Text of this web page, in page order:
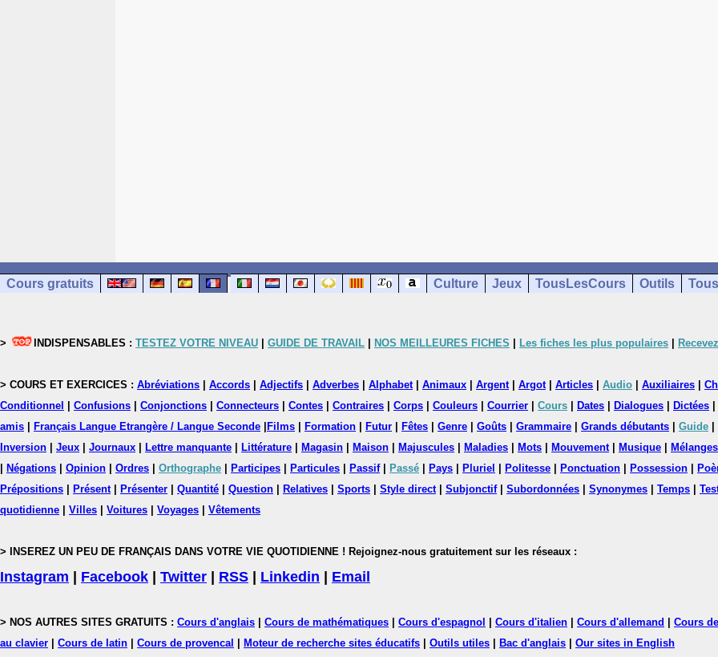
Cours gratuits Culture Jeux TousLesCours Outils
> INDISPENSABLES : TESTEZ VOTRE NIVEAU GUIDE DE TRAVAIL NOS MEILLEURES FICHES Les fiches les plus populaires
> COURS ET EXERCICES : Abréviations Accords Adjectifs Adverbes Alphabet| Animaux Argent| Argot| Articles Audio Auxiliaires
Conditionnel
Confusions Conjonctions Connecteurs Contes Contraires Corps Couleurs Courrier Cours Dates Dialogues Dictées
amis
Français Langue Etrangère / Langue Seconde Films Formation Futur Fêtes Genre Goûts Grammaire Grands débutants Guide
Inversion
Jeux Journaux Lettre manquante Littérature Magasin Maison Majuscules Maladies Mots Mouvement| Musique Mélanges
Négations Opinion Ordres Orthographe Participes Particules Passif| Passé Pays Pluriel Politesse Ponctuation Possession
Prépositions
Présent| Présenter Quantité Question Relatives Sports Style direct| Subjonctif| Subordonnées Synonymes Temps
quotidienne
Villes Voitures Voyages Vêtements
> INSEREZ UN PEU DE FRANÇAIS DANS VOTRE VIE QUOTIDIENNE ! Rejoignez-nous gratuitement sur les réseaux :
Instagram Facebook Twitter RSS Linkedin Email
> NOS AUTRES SITES GRATUITS : Cours d'anglais Cours de mathématiques Cours d'espagnol Cours d'italien Cours d'allemand Cours
au clavier
Cours de latin Cours de provencal Moteur de recherche sites éducatifs Outils utiles Bac d'anglais Our sites in English